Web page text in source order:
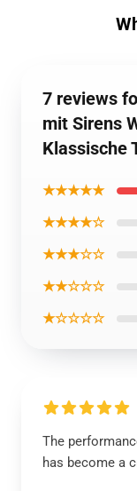
7 reviews
mit Sirens
Klassische
★★★★★
★★★★☆
★★★☆☆
★★☆☆☆
★☆☆☆☆
The
has become a